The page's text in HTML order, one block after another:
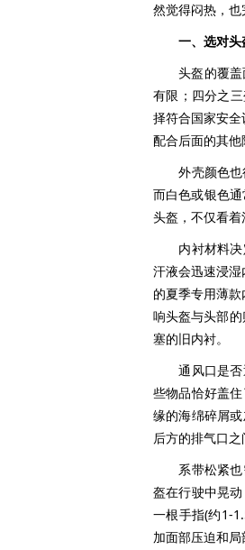
然觉得闷热，也
一、选对
头盔的覆盖面
有限；四分之
择符合国家安
配合后面的其他
外壳颜色也
而白色或银色
头盔，不仅看着
内衬材料决定
汗液会迅速浸
的夏季专用薄
响头盔与头部
塞的旧内衬。
通风口是否
些物品恰好盖
缘的海绵碎屑
后方的排气口
系带松紧也
盔在行驶中晃
一根手指(约1-
加面部压迫和局